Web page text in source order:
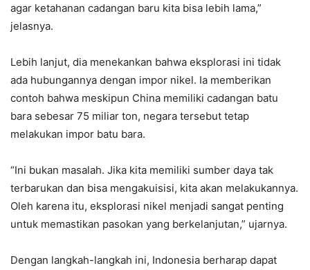
agar ketahanan cadangan baru kita bisa lebih lama,”
jelasnya.
Lebih lanjut, dia menekankan bahwa eksplorasi ini tidak
ada hubungannya dengan impor nikel. Ia memberikan
contoh bahwa meskipun China memiliki cadangan batu
bara sebesar 75 miliar ton, negara tersebut tetap
melakukan impor batu bara.
“Ini bukan masalah. Jika kita memiliki sumber daya tak
terbarukan dan bisa mengakuisisi, kita akan melakukannya.
Oleh karena itu, eksplorasi nikel menjadi sangat penting
untuk memastikan pasokan yang berkelanjutan,” ujarnya.
Dengan langkah-langkah ini, Indonesia berharap dapat